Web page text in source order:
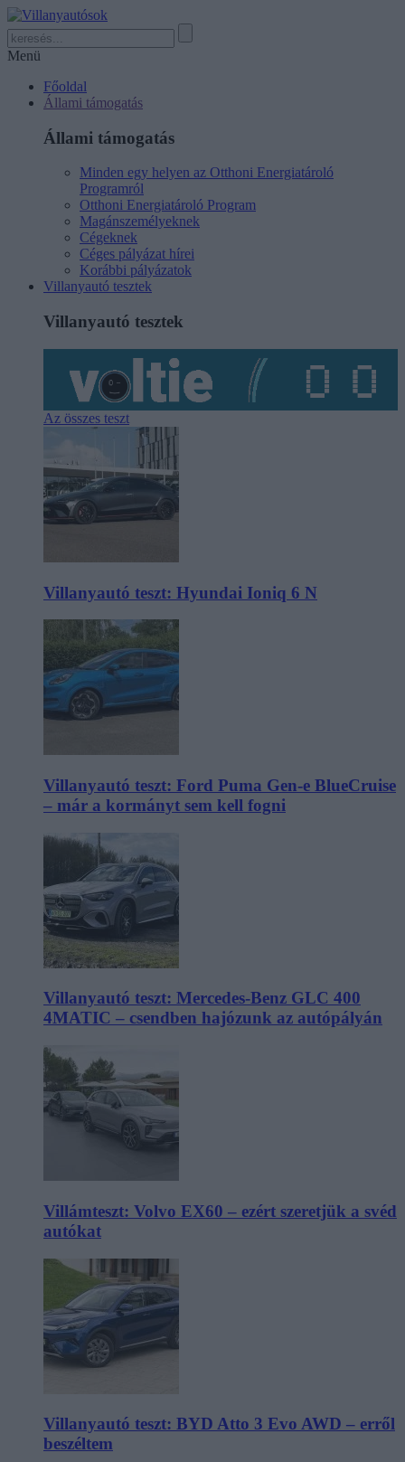
Menü
Főoldal
Állami támogatás
Állami támogatás
Minden egy helyen az Otthoni Energiatároló
Programról
Otthoni Energiatároló Program
Magánszemélyeknek
Cégeknek
Céges pályázat hírei
Korábbi pályázatok
Villanyautó tesztek
Villanyautó tesztek
Az összes teszt
Villanyautó teszt: Hyundai Ioniq 6 N
Villanyautó teszt: Ford Puma Gen-e BlueCruise
– már a kormányt sem kell fogni
Villanyautó teszt: Mercedes-Benz GLC 400
4MATIC – csendben hajózunk az autópályán
Villámteszt: Volvo EX60 – ezért szeretjük a svéd
autókat
Villanyautó teszt: BYD Atto 3 Evo AWD – erről
beszéltem